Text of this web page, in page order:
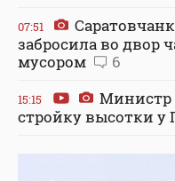
07:51
забросила во двор
мусором
6
15:15
Министр
стройку высотки у